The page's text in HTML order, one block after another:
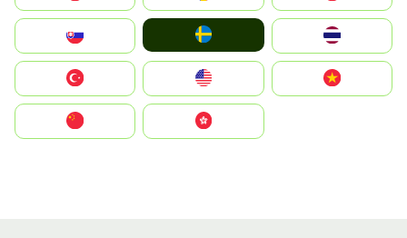
United States
中國香港特別行政區